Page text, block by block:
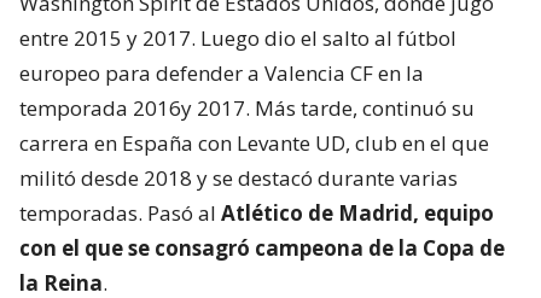
entre 2015 y 2017. Luego dio el salto al fútbol
europeo para defender a Valencia CF en la
temporada 2016y 2017. Más tarde, continuó su
carrera en España con Levante UD, club en el que
militó desde 2018 y se destacó durante varias
temporadas. Pasó al Atlético de Madrid, equipo
con el que se consagró campeona de la Copa de
la Reina.